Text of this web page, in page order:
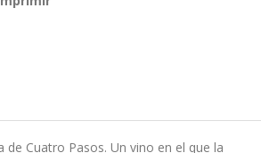
Cuatro Pasos. Un vino en el que la